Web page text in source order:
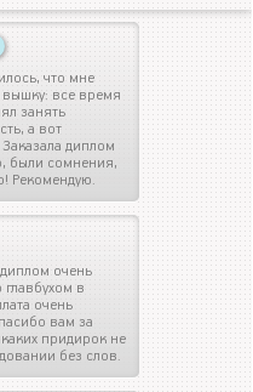
что мне
вышку: все время
занять
а вот
диплом
были сомнения,
Рекомендую.
очень
в
очень
вам за
придирок не
без слов.